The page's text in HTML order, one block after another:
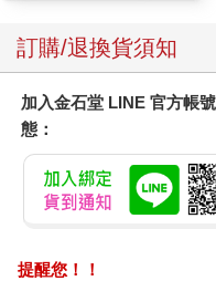
訂購/退換貨須知
加入金石堂 LINE 官方帳
態：
提醒您！！